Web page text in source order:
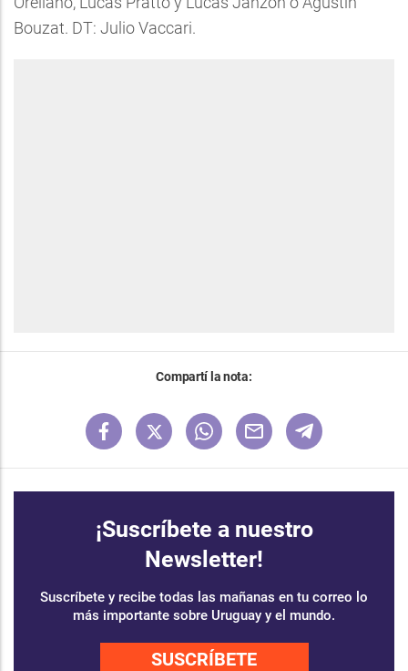
Bouzat. DT: Julio Vaccari.
Compartí la nota:
¡Suscríbete a nuestro
Newsletter!
Suscríbete y recibe todas las mañanas en tu correo lo
más importante sobre Uruguay y el mundo.
SUSCRÍBETE